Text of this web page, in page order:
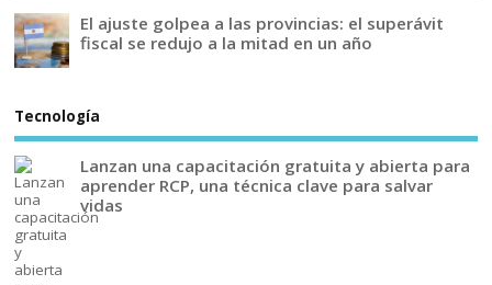
El ajuste golpea a las provincias: el superávit
fiscal se redujo a la mitad en un año
Tecnología
Lanzan una capacitación gratuita y abierta para
aprender RCP, una técnica clave para salvar
vidas